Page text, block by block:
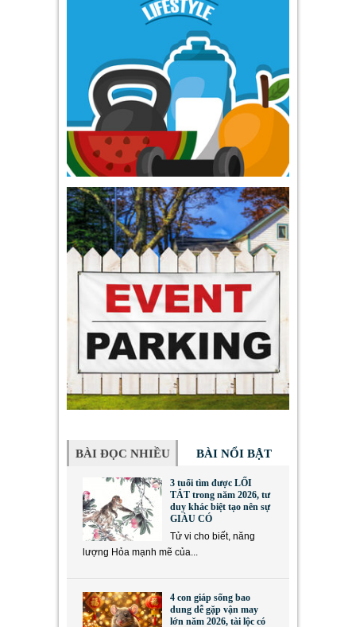
BÀI ĐỌC NHIỀU BÀI NỔI BẬT
3 tuổi tìm được LỐI
TẮT trong năm 2026, tư
duy khác biệt tạo nên sự
GIÀU CÓ
Tử vi cho biết, năng
lượng Hỏa mạnh mẽ của...
4 con giáp sống bao
dung dễ gặp vận may
lớn năm 2026, tài lộc có